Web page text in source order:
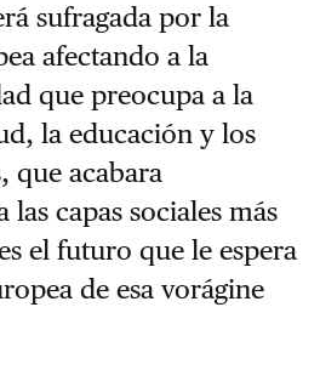
sufragada por la
afectando a la
que preocupa a la
la educación y los
que acabara
capas sociales más
el futuro que le espera
de esa vorágine